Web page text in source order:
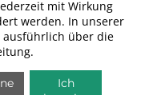
- all rights reserved
mit Wirkung
werden. In unserer
über die
Ich